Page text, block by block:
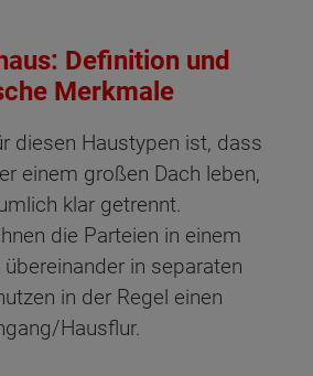
Definition und
Merkmale
diesen Haustypen ist, dass
einem großen Dach leben,
klar getrennt.
die Parteien in einem
in separaten
in der Regel einen
Hausflur.